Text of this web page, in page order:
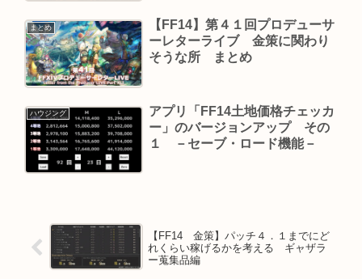
まとめ
【FF14】第４１回プロデューサ
ーレターライブ 金策に関わり
そうな所 まとめ
ハウジング
アプリ「FF14土地価格チェッカ
ー」のバージョンアップ その
１ －セーブ・ロード機能－
【FF14 金策】パッチ４．１までにど
れくらい稼げるかを考える ギャザラ
ー蒐集品編